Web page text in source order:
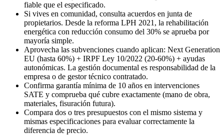
fiable que el especificado.
Si vives en comunidad, consulta acuerdos en junta de
propietarios. Desde la reforma LPH 2021, la rehabilitación
energética con reducción consumo del 30% se aprueba por
mayoría simple.
Aprovecha las subvenciones cuando aplican: Next Generation
EU (hasta 60%) + IRPF Ley 10/2022 (20-60%) + ayudas
autonómicas. La gestión documental es responsabilidad de la
empresa o de gestor técnico contratado.
Confirma garantía mínima de 10 años en intervenciones
SATE y comprueba qué cubre exactamente (mano de obra,
materiales, fisuración futura).
Compara dos o tres presupuestos con el mismo sistema y
mismas especificaciones para evaluar correctamente la
diferencia de precio.